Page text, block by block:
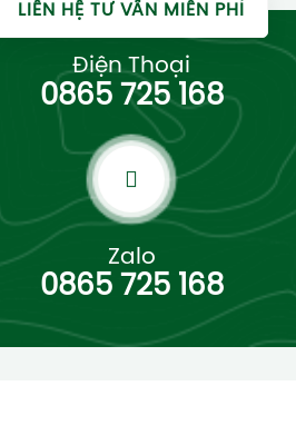
LIÊN HỆ TƯ VẤN MIỄN PHÍ
Điện Thoại
0865 725 168
Zalo
0865 725 168